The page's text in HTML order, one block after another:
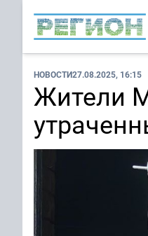
НОВОСТИ27.08.2025, 16:15
Жители